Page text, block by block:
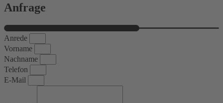
Anfrage
Anrede
Vorname
Nachname
Telefon
E-Mail